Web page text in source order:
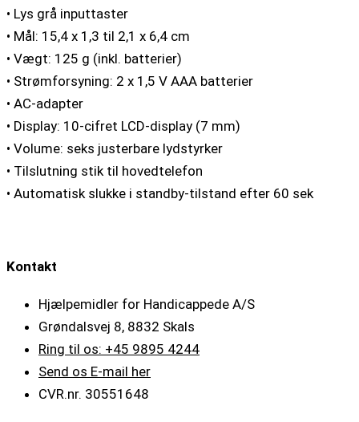
• Lys grå inputtaster
• Mål: 15,4 x 1,3 til 2,1 x 6,4 cm
• Vægt: 125 g (inkl. batterier)
• Strømforsyning: 2 x 1,5 V AAA batterier
• AC-adapter
• Display: 10-cifret LCD-display (7 mm)
• Volume: seks justerbare lydstyrker
• Tilslutning stik til hovedtelefon
• Automatisk slukke i standby-tilstand efter 60 sek
Kontakt
Hjælpemidler for Handicappede A/S
Grøndalsvej 8, 8832 Skals
Ring til os: +45 9895 4244
Send os E-mail her
CVR.nr. 30551648